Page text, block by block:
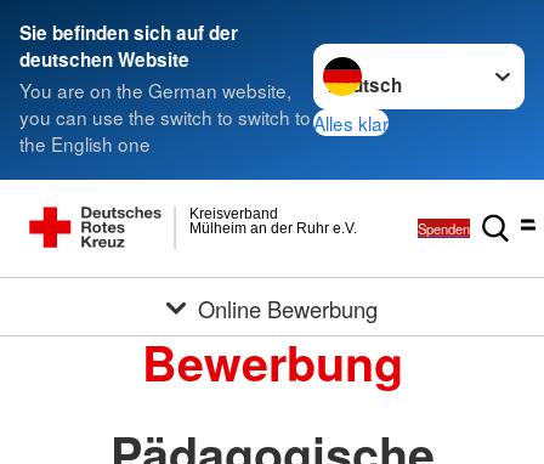
Sie befinden sich auf der
deutschen Website
You are on the German website,
you can use the switch to switch to
the English one
Sprache wechseln zu
Alles klar
Mülheim an der Ruhr e.V.
Kreisverband
Spenden
Online Bewerbung
Bewerbung